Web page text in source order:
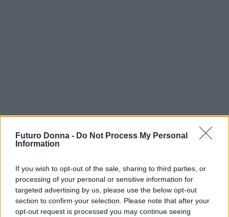
Futuro Donna - Do Not Process My Personal
Information
If you wish to opt-out of the sale, sharing to third parties, or
processing of your personal or sensitive information for
targeted advertising by us, please use the below opt-out
section to confirm your selection. Please note that after your
opt-out request is processed you may continue seeing
rappresenta un aspetto cruciale per il
benessere e il successo delle ragazze. È
fornendo supporto emotivo e incoraggiando
pratiche quotidiane che possano favorire una
crescita sana. Creare un ambiente in cui le ragazze
possano sviluppare sicurezza e fiducia è una